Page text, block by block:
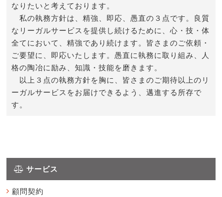
なりたいと考えております。
私の執務方針は、精強、即応、愚直の３点です。良質
なリーガルサービスを提供し続けるために、心・技・体
全てにおいて、精強であり続けます。皆さまのご依頼・
ご要望に、即応いたします。愚直に執務に取り組み、人
格の陶冶に励み、知識・技能を磨きます。
以上３点の執務方針を胸に、皆さまのご期待以上のリ
ーガルサービスをお届けできるよう、邁進する所存で
す。
サービス
顧問契約